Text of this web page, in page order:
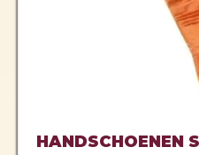
HANDSCHOENEN